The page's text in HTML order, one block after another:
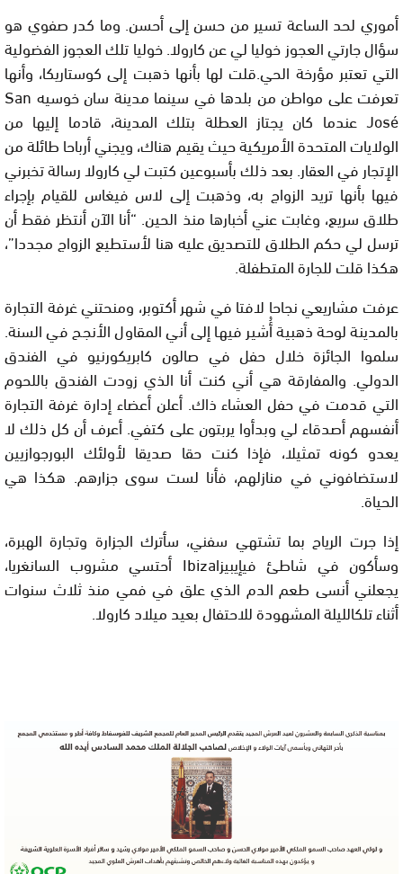
أموري لحد الساعة تسير من حسن إلى أحسن. وما كدر صفوي هو
سؤال جارتي العجوز خوليا لي عن كارولا. خوليا تلك العجوز الفضولية
التي تعتبر مؤرخة الحي.قلت لها بأنها ذهبت إلى كوستاريكا، وأنها
تعرفت على مواطن من بلدها في سينما مدينة سان خوسيه San
José عندما كان يجتاز العطلة بتلك المدينة، قادما إليها من
الولايات المتحدة الأمريكية حيث يقيم هناك، ويجني أرباحا طائلة من
الإتجار في العقار. بعد ذلك بأسبوعين كتبت لي كارولا رسالة تخبرني
فيها بأنها تريد الزواج به، وذهبت إلى لاس فيغاس للقيام بإجراء
طلاق سريع، وغابت عني أخبارها منذ الحين. “أنا الآن أنتظر فقط أن
ترسل لي حكم الطلاق للتصديق عليه هنا لأستطيع الزواج مجددا”،
هكذا قلت للجارة المتطفلة.
عرفت مشاريعي نجاحا لافتا في شهر أكتوبر، ومنحتني غرفة التجارة
بالمدينة لوحة ذهبية أُشير فيها إلى أني المقاول الأنجح في السنة.
سلموا الجائزة خلال حفل في صالون كابريكورنيو في الفندق
الدولي. والمفارقة هي أني كنت أنا الذي زودت الفندق باللحوم
التي قدمت في حفل العشاء ذاك. أعلن أعضاء إدارة غرفة التجارة
أنفسهم أصدقاء لي وبدأوا يربتون على كتفي. أعرف أن كل ذلك لا
يعدو كونه تمثيلا، فإذا كنت حقا صديقا لأولئك البورجوازيين
لاستضافوني في منازلهم، فأنا لست سوى جزارهم. هكذا هي
الحياة.
إذا جرت الرياح بما تشتهي سفني، سأترك الجزارة وتجارة الهبرة،
وسأكون في شاطئ فيإيبيزاIbiza أحتسي مشروب السانغريا،
يجعلني أنسى طعم الدم الذي علق في فمي منذ ثلاث سنوات
أثناء تلكالليلة المشهودة للاحتفال بعيد ميلاد كارولا.